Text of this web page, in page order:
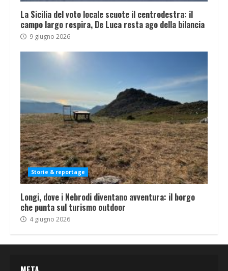
La Sicilia del voto locale scuote il centrodestra: il
campo largo respira, De Luca resta ago della bilancia
9 giugno 2026
Storie & reportage
Longi, dove i Nebrodi diventano avventura: il borgo
che punta sul turismo outdoor
4 giugno 2026